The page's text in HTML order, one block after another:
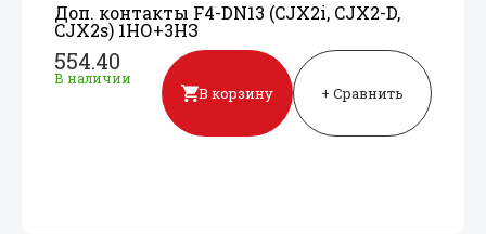
Доп. контакты F4-DN13 (CJX2i, CJX2-D,
CJX2s) 1НО+3НЗ
554.40
В наличии
В корзину + Сравнить